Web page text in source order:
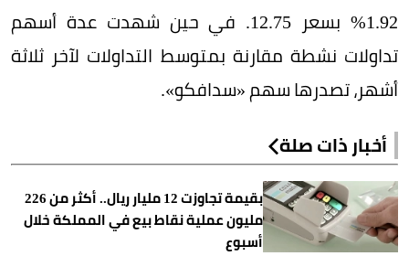
1.92% بسعر 12.75. في حين شهدت عدة أسهم
تداولات نشطة مقارنة بمتوسط التداولات لآخر ثلاثة
أشهر، تصدرها سهم «سدافكو».
أخبار ذات صلة
بقيمة تجاوزت 12 مليار ريال.. أكثر من 226
مليون عملية نقاط بيع في المملكة خلال
أسبوع